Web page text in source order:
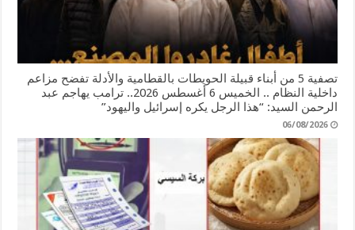
تصفية 5 من أبناء قبيلة الحويطات بالقطامية والأدلة تفضح مزاعم
داخلية النظام .. الخميس 6 أغسطس 2026.. ترامب يهاجم عبد
الرحمن السيد: “هذا الرجل يكره إسرائيل واليهود”
06/08/2026